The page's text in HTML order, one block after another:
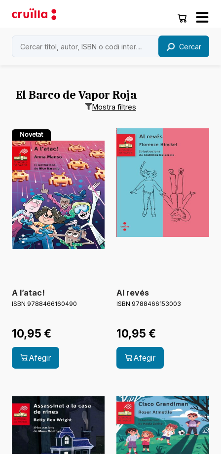
Cercar
El Barco de Vapor Roja
Mostra filtres
Novetat
A l’atac!
ISBN 9788466160490
10,95 €
Afegir
Al revés
ISBN 9788466153003
10,95 €
Afegir